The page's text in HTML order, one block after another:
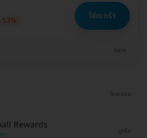
53% ใส่ตะกร้า
ขยาย
โหลดเลย
Rewards
ดูเพิ่ม